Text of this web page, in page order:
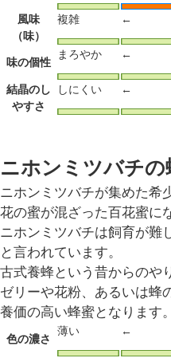
風味
（味）
複雑 ←
味の個性
まろやか ←
結晶のし
やすさ
しにくい ←
ニホンミツバチの
ニホンミツバチが集めた希
花の蜜が混ざった百花蜜に
ニホンミツバチは飼育が難
と言われています。
古式養蜂という昔からのや
ゼリーや花粉、あるいは蜂
養価の高い蜂蜜となります。
色の濃さ
薄い ←